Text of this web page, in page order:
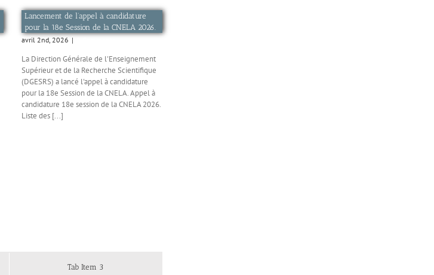
Lancement de l’appel à candidature
pour la 18e Session de la CNELA 2026.
avril 2nd, 2026 |
La Direction Générale de l'Enseignement
Supérieur et de la Recherche Scientifique
(DGESRS) a lancé l'appel à candidature
pour la 18e Session de la CNELA. Appel à
candidature 18e session de la CNELA 2026.
Liste des [...]
Tab Item 3